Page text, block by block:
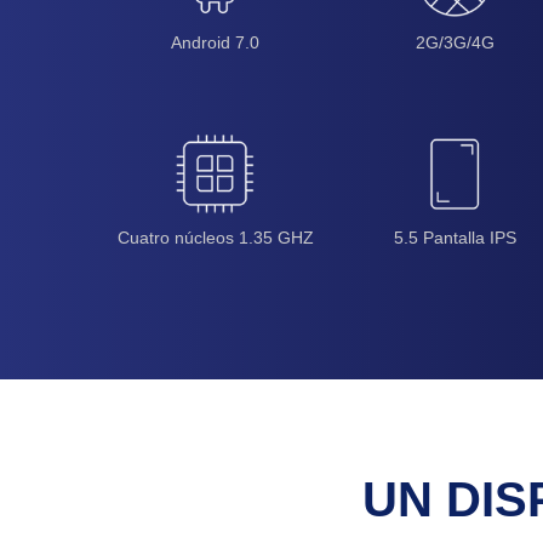
Android 7.0 2G/3G/4G
Cuatro núcleos 1.35 GHZ 5.5 Pantalla IPS
UN